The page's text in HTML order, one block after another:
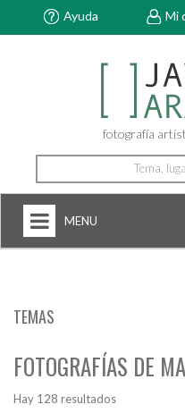
Mi
Ayuda
fotografía
MENU
ARTDECÓ
TEMAS
FOTOGRAFÍAS DE
Hay 128 resultados